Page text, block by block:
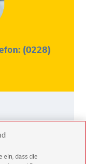
(0228)
bitte an
ein, dass die